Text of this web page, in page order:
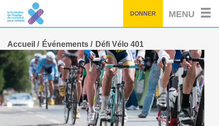
contenu
DONNER MENU
Accueil Événements Défi Vélo 401